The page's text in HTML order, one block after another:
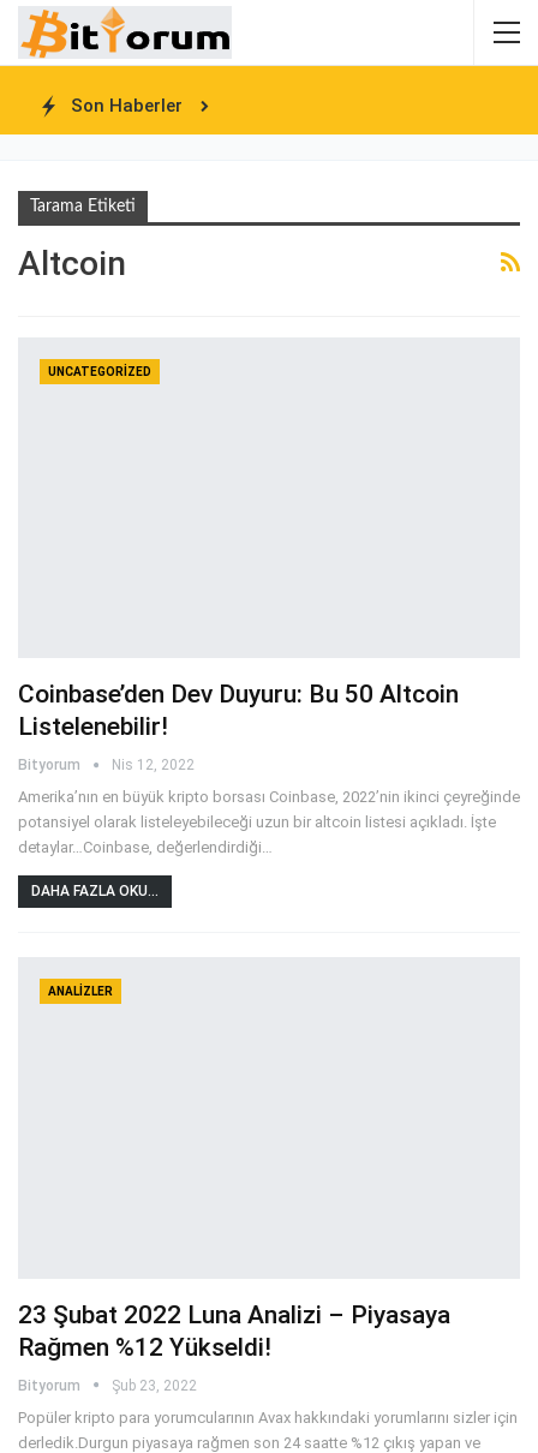
Son Haberler
Tarama Etiketi
Altcoin
UNCATEGORIZED
Coinbase’den Dev Duyuru: Bu 50 Altcoin
Listelenebilir!
Bityorum Nis 12, 2022
Amerika’nın en büyük kripto borsası Coinbase, 2022’nin ikinci çeyreğinde
potansiyel olarak listeleyebileceği uzun bir altcoin listesi açıkladı. İşte
detaylar…Coinbase, değerlendirdiği…
DAHA FAZLA OKU...
ANALIZLER
23 Şubat 2022 Luna Analizi – Piyasaya
Rağmen %12 Yükseldi!
Bityorum Şub 23, 2022
Popüler kripto para yorumcularının Avax hakkındaki yorumlarını sizler için
derledik.Durgun piyasaya rağmen son 24 saatte %12 çıkış yapan ve